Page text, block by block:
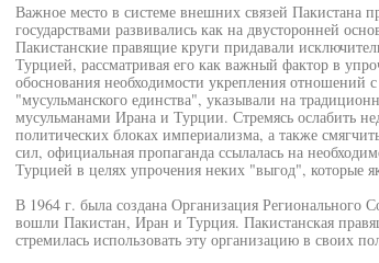
Важное место в системе внешних связей
государствами развивались как на двусторонней
Пакистанские правящие круги придавали
Турцией, рассматривая его как важный фактор в
обоснования необходимости укрепления отношений
"мусульманского единства", указывали на
мусульманами Ирана и Турции. Стремясь ослабить
политических блоках империализма, а также
сил, официальная пропаганда ссылалась на
Турцией в целях упрочения неких "выгод", которые
В 1964 г. была создана Организация Регионального
вошли Пакистан, Иран и Турция. Пакистанская
стремилась использовать эту организацию в своих